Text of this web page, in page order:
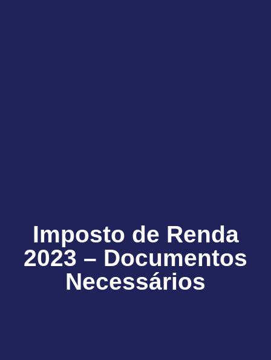
Imposto de Renda
2023 – Documentos
Necessários